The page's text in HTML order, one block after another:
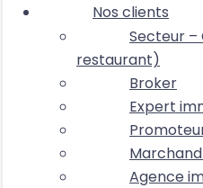
Nos clients
Secteur –
restaurant)
Broker
Expert
Agence